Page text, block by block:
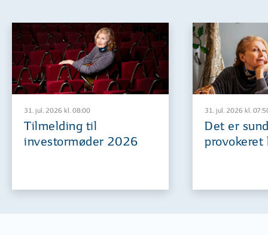
31. jul. 2026 kl. 08:00
Tilmelding til
investormøder 2026
31. jul. 2026 kl.
Det er
provokeret